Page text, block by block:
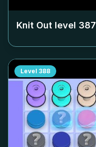
Knit Out level 387
Level 388